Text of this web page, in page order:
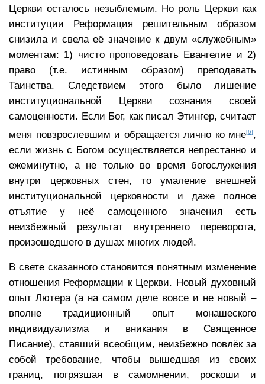
Церкви осталось незыблемым. Но роль Церкви как
институции Реформация решительным образом
снизила и свела её значение к двум «служебным»
моментам: 1) чисто проповедовать Евангелие и 2)
право (т.е. истинным образом) преподавать
Таинства. Следствием этого было лишение
институциональной Церкви сознания своей
самоценности. Если Бог, как писал Этингер, считает
меня повзрослевшим и обращается лично ко мне[6],
если жизнь с Богом осуществляется непрестанно и
ежеминутно, а не только во время богослужения
внутри церковных стен, то умаление внешней
институциональной церковности и даже полное
отъятие у неё самоценного значения есть
неизбежный результат внутреннего переворота,
произошедшего в душах многих людей.
В свете сказанного становится понятным изменение
отношения Реформации к Церкви. Новый духовный
опыт Лютера (а на самом деле вовсе и не новый –
вполне традиционный опыт монашеского
индивидуализма и вникания в Священное
Писание), ставший всеобщим, неизбежно повлёк за
собой требование, чтобы вышедшая из своих
границ, погрязшая в самомнении, роскоши и